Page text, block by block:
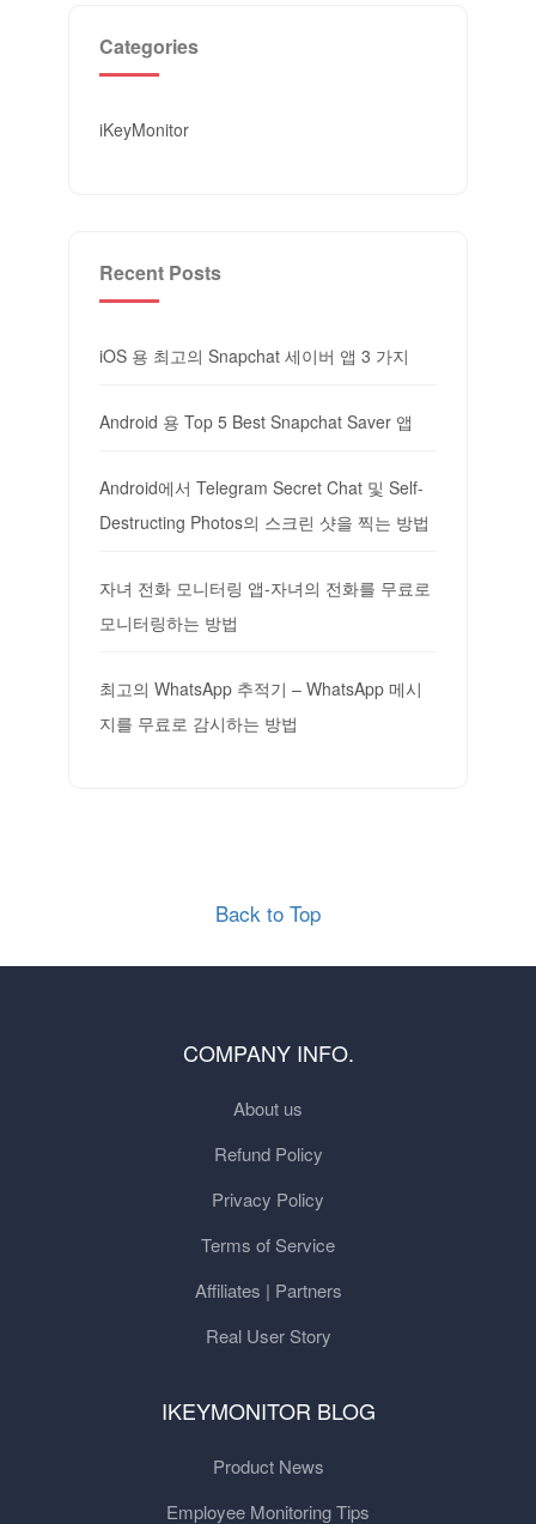
Categories
iKeyMonitor
Recent Posts
iOS 용 최고의 Snapchat 세이버 앱 3 가지
Android 용 Top 5 Best Snapchat Saver 앱
Android에서 Telegram Secret Chat 및 Self-
Destructing Photos의 스크린 샷을 찍는 방법
자녀 전화 모니터링 앱-자녀의 전화를 무료로
모니터링하는 방법
최고의 WhatsApp 추적기 – WhatsApp 메시
지를 무료로 감시하는 방법
Back to Top
COMPANY INFO.
About us
Refund Policy
Privacy Policy
Terms of Service
Affiliates | Partners
Real User Story
IKEYMONITOR BLOG
Product News
Employee Monitoring Tips